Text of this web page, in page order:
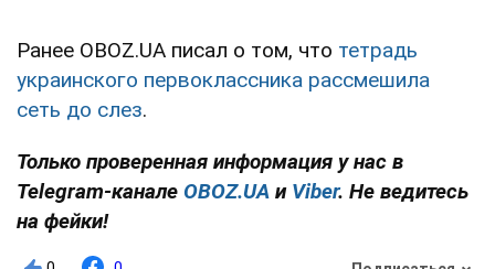
Ранее OBOZ.UA писал о том, что тетрадь
украинского первоклассника рассмешила
сеть до слез.
Только проверенная информация у нас в
Telegram-канале OBOZ.UA и Viber. Не ведитесь
на фейки!